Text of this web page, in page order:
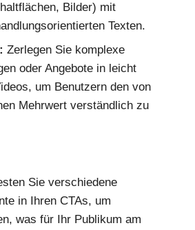
Bilder) mit
Texten.
Zerlegen Sie komplexe
oder Angebote in leicht
um Benutzern den von
Mehrwert verständlich zu
Sie verschiedene
in Ihren CTAs, um
was für Ihr Publikum am